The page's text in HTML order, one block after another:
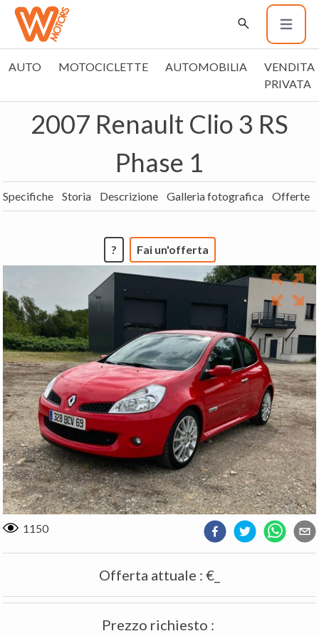
AUTO MOTOCICLETTE AUTOMOBILIA
VENDITA
PRIVATA
2007 Renault Clio 3 RS
Phase 1
Specifiche Storia Descrizione Galleria fotografica Offerte
? Fai un'offerta
1150
Offerta attuale : €_
Prezzo richiesto :